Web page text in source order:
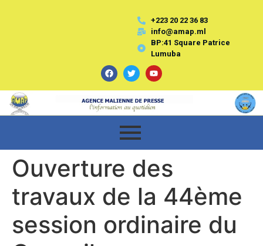
+223 20 22 36 83
info@amap.ml
BP:41 Square Patrice
Lumuba
Ouverture des
travaux de la 44ème
session ordinaire du